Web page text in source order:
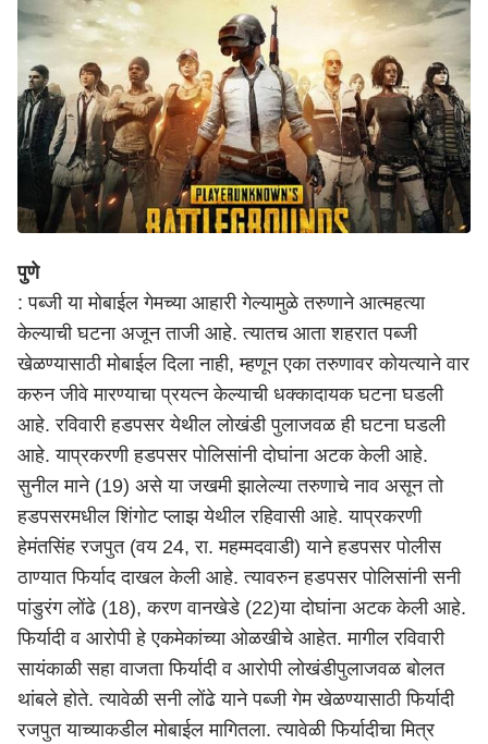
पुणे
: पब्जी या मोबाईल गेमच्या आहारी गेल्यामुळे तरुणाने आत्महत्या
केल्याची घटना अजून ताजी आहे. त्यातच आता शहरात पब्जी
खेळण्यासाठी मोबाईल दिला नाही, म्हणून एका तरुणावर कोयत्याने वार
करुन जीवे मारण्याचा प्रयत्न केल्याची धक्कादायक घटना घडली
आहे. रविवारी हडपसर येथील लोखंडी पुलाजवळ ही घटना घडली
आहे. याप्रकरणी हडपसर पोलिसांनी दोघांना अटक केली आहे.
सुनील माने (19) असे या जखमी झालेल्या तरुणाचे नाव असून तो
हडपसरमधील शिंगोट प्लाझ येथील रहिवासी आहे. याप्रकरणी
हेमंतसिंह रजपुत (वय 24, रा. महम्मदवाडी) याने हडपसर पोलीस
ठाण्यात फिर्याद दाखल केली आहे. त्यावरुन हडपसर पोलिसांनी सनी
पांडुरंग लोंढे (18), करण वानखेडे (22)या दोघांना अटक केली आहे.
फिर्यादी व आरोपी हे एकमेकांच्या ओळखीचे आहेत. मागील रविवारी
सायंकाळी सहा वाजता फिर्यादी व आरोपी लोखंडीपुलाजवळ बोलत
थांबले होते. त्यावेळी सनी लोंढे याने पब्जी गेम खेळण्यासाठी फिर्यादी
रजपुत याच्याकडील मोबाईल मागितला. त्यावेळी फिर्यादीचा मित्र